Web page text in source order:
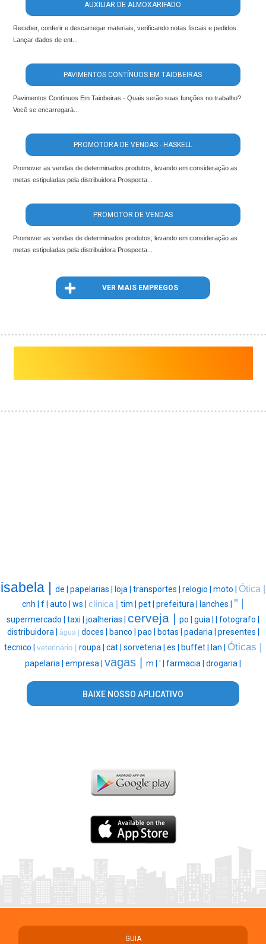
AUXILIAR DE ALMOXARIFADO
Receber, conferir e descarregar materiais, verificando notas fiscais e pedidos.
Lançar dados de ent...
PAVIMENTOS CONTÍNUOS EM TAIOBEIRAS
Pavimentos Contínuos Em Taiobeiras - Quais serão suas funções no trabalho?
Você se encarregará...
PROMOTORA DE VENDAS - HASKELL
Promover as vendas de determinados produtos, levando em consideração as
metas estipuladas pela distribuidora Prospecta...
PROMOTOR DE VENDAS
Promover as vendas de determinados produtos, levando em consideração as
metas estipuladas pela distribuidora Prospecta...
VER MAIS EMPREGOS
isabela | de | papelarias | loja | transportes | relogio | moto | Ótica |
cnh | f | auto | ws | clínica | tim | pet | prefeitura | lanches | " |
supermercado | taxi | joalherias | cerveja | po | guia |
fotografo |
distribuidora |
água | doces | banco | pao | botas | padaria | presentes |
tecnico | veterinário | roupa | cat | sorveteria | es | buffet | lan | Óticas |
papelaria | empresa | vagas | m | ' | farmacia | drogaria |
BAIXE NOSSO APLICATIVO
GUIA